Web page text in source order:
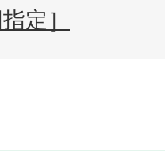
定］